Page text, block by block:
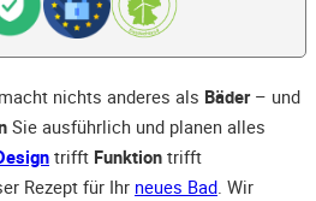
macht nichts anderes als Bäder– und
Sie ausführlich und planen alles
trifft Funktion trifft
Rezept für Ihr neues Bad. Wir